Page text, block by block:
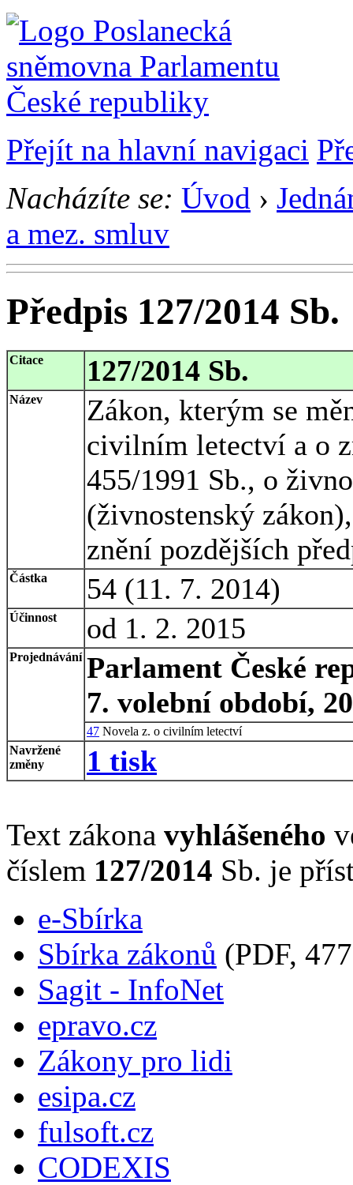
Přejít na hlavní navigaci
Nacházíte se: Úvod ›
a mez. smluv
Předpis 127/2014 Sb.
Citace 127/2014 Sb.
Název
Zákon, kterým se
civilním letectví a o
455/1991 Sb., o
(živnostenský
znění pozdějších
Částka 54 (11. 7. 2014)
Účinnost od 1. 2. 2015
Projednávání Parlament České
7. volební období,
47 Novela z. o civilním letectví
Navržené
změny
1 tisk
Text zákona vyhlášeného
číslem 127/2014 Sb. je
e-Sbírka
Sbírka zákonů (PDF,
Sagit - InfoNet
epravo.cz
Zákony pro lidi
esipa.cz
fulsoft.cz
CODEXIS